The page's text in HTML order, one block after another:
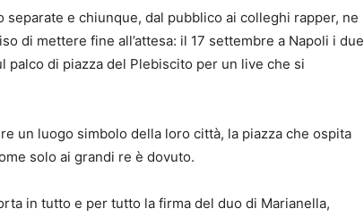
separate e chiunque, dal pubblico ai colleghi rapper, ne
di mettere fine all’attesa: il 17 settembre a Napoli i due
palco di piazza del Plebiscito per un live che si
un luogo simbolo della loro città, la piazza che ospita
solo ai grandi re è dovuto.
in tutto e per tutto la firma del duo di Marianella,